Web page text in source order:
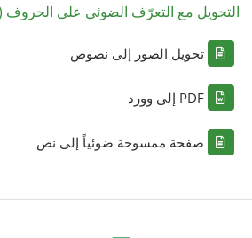
التحويل مع التعرّف الضوئي على الحروف (OCR)
تحويل الصور إلى نصوص
PDF إلى وورد
صفحة ممسوحة ضوئياً إلى نص